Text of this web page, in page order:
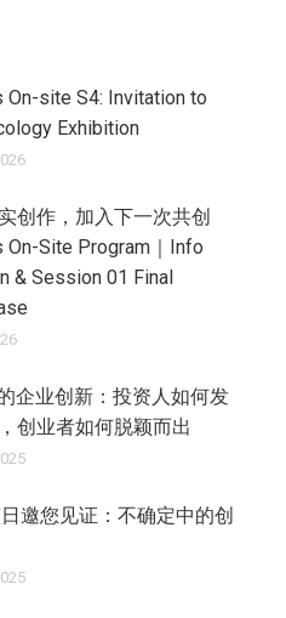
On-site S4: Invitation to
Exhibition
创作，加入下一次共创
On-Site Program｜Info
& Session 01 Final
企业创新：投资人如何发
创业者如何脱颖而出
邀您见证：不确定中的创